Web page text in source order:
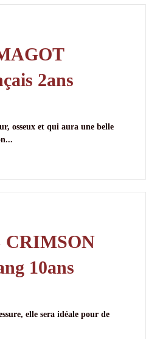
2ans
osseux et qui aura une belle
CRIMSON
10ans
elle sera idéale pour de